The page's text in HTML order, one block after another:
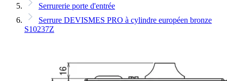
Serrurerie porte d'entrée
Serrure DEVISMES PRO à cylindre européen bronze
S10237Z